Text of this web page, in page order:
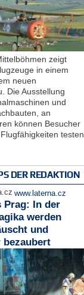
zeigt
in einem
neuen
Die Ausstellung
und
an
können Besucher
testen.
DER REDAKTION
www.laterna.cz
Prag: In der
werden
und
bezaubert